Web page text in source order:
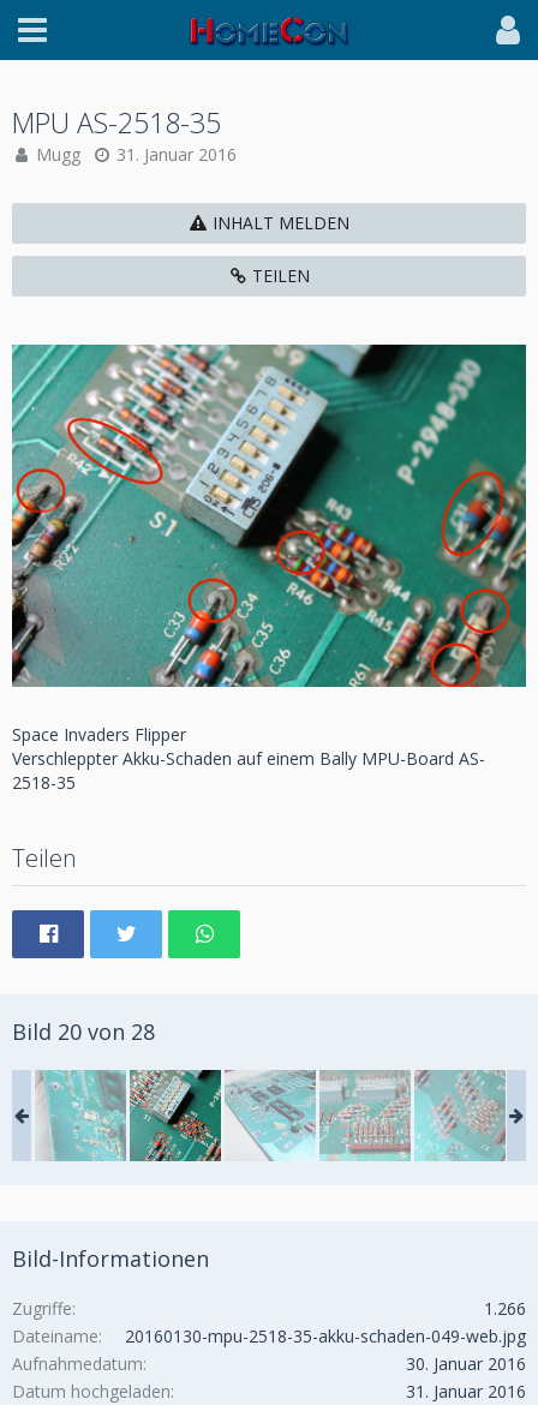
MPU AS-2518-35
Mugg 31. Januar 2016
INHALT MELDEN
TEILEN
Space Invaders Flipper
Verschleppter Akku-Schaden auf einem Bally MPU-Board AS-
2518-35
Teilen
Bild 20 von 28
Bild-Informationen
Zugriffe
1.266
Dateiname
20160130-mpu-2518-35-akku-schaden-049-web.jpg
Aufnahmedatum
30. Januar 2016
Datum hochgeladen
31. Januar 2016